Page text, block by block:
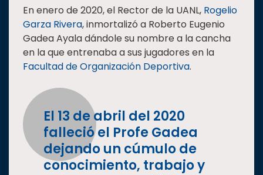
En enero de 2020, el Rector de la UANL, Rogelio
Garza Rivera, inmortalizó a Roberto Eugenio
Gadea Ayala dándole su nombre a la cancha
en la que entrenaba a sus jugadores en la
Facultad de Organización Deportiva.
El 13 de abril del 2020
falleció el Profe Gadea
dejando un cúmulo de
conocimiento, trabajo y